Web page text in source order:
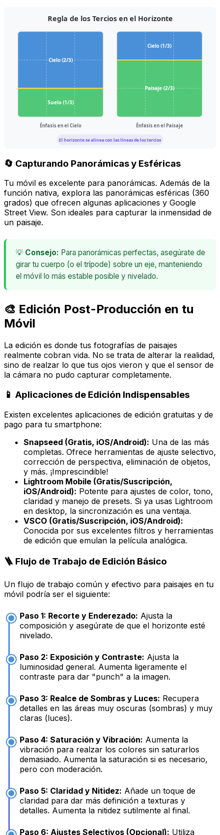
Regla de los Tercios en el Horizonte
Cielo (2/3)
Suelo (1/3)
Énfasis en el Cielo
Cielo (1/3)
Paisaje (2/3)
Énfasis en el Paisaje
El horizonte se alinea con las líneas de los tercios
🔄 Capturando Panorámicas y Esféricas
Tu móvil es excelente para panorámicas. Además de la
función nativa, explora las panorámicas esféricas (360
grados) que ofrecen algunas aplicaciones y Google
Street View. Son ideales para capturar la inmensidad de
un paisaje.
💡 Consejo: Para panorámicas perfectas, asegúrate de
girar tu cuerpo (o el trípode) sobre un eje, manteniendo
el móvil lo más estable posible y nivelado.
🎨 Edición Post-Producción en tu
Móvil
La edición es donde tus fotografías de paisajes
realmente cobran vida. No se trata de alterar la realidad,
sino de realzar lo que tus ojos vieron y que el sensor de
la cámara no pudo capturar completamente.
📱 Aplicaciones de Edición Indispensables
Existen excelentes aplicaciones de edición gratuitas y de
pago para tu smartphone:
Snapseed (Gratis, iOS/Android): Una de las más
completas. Ofrece herramientas de ajuste selectivo,
corrección de perspectiva, eliminación de objetos,
y más. ¡Imprescindible!
Lightroom Mobile (Gratis/Suscripción,
iOS/Android): Potente para ajustes de color, tono,
claridad y manejo de presets. Si ya usas Lightroom
en desktop, la sincronización es una ventaja.
VSCO (Gratis/Suscripción, iOS/Android):
Conocida por sus excelentes filtros y herramientas
de edición que emulan la película analógica.
🪜 Flujo de Trabajo de Edición Básico
Un flujo de trabajo común y efectivo para paisajes en tu
móvil podría ser el siguiente:
Paso 1: Recorte y Enderezado: Ajusta la
composición y asegúrate de que el horizonte esté
nivelado.
Paso 2: Exposición y Contraste: Ajusta la
luminosidad general. Aumenta ligeramente el
contraste para dar "punch" a la imagen.
Paso 3: Realce de Sombras y Luces: Recupera
detalles en las áreas muy oscuras (sombras) y muy
claras (luces).
Paso 4: Saturación y Vibración: Aumenta la
vibración para realzar los colores sin saturarlos
demasiado. Aumenta la saturación si es necesario,
pero con moderación.
Paso 5: Claridad y Nitidez: Añade un toque de
claridad para dar más definición a texturas y
detalles. Aumenta la nitidez sutilmente al final.
Paso 6: Ajustes Selectivos (Opcional): Utiliza